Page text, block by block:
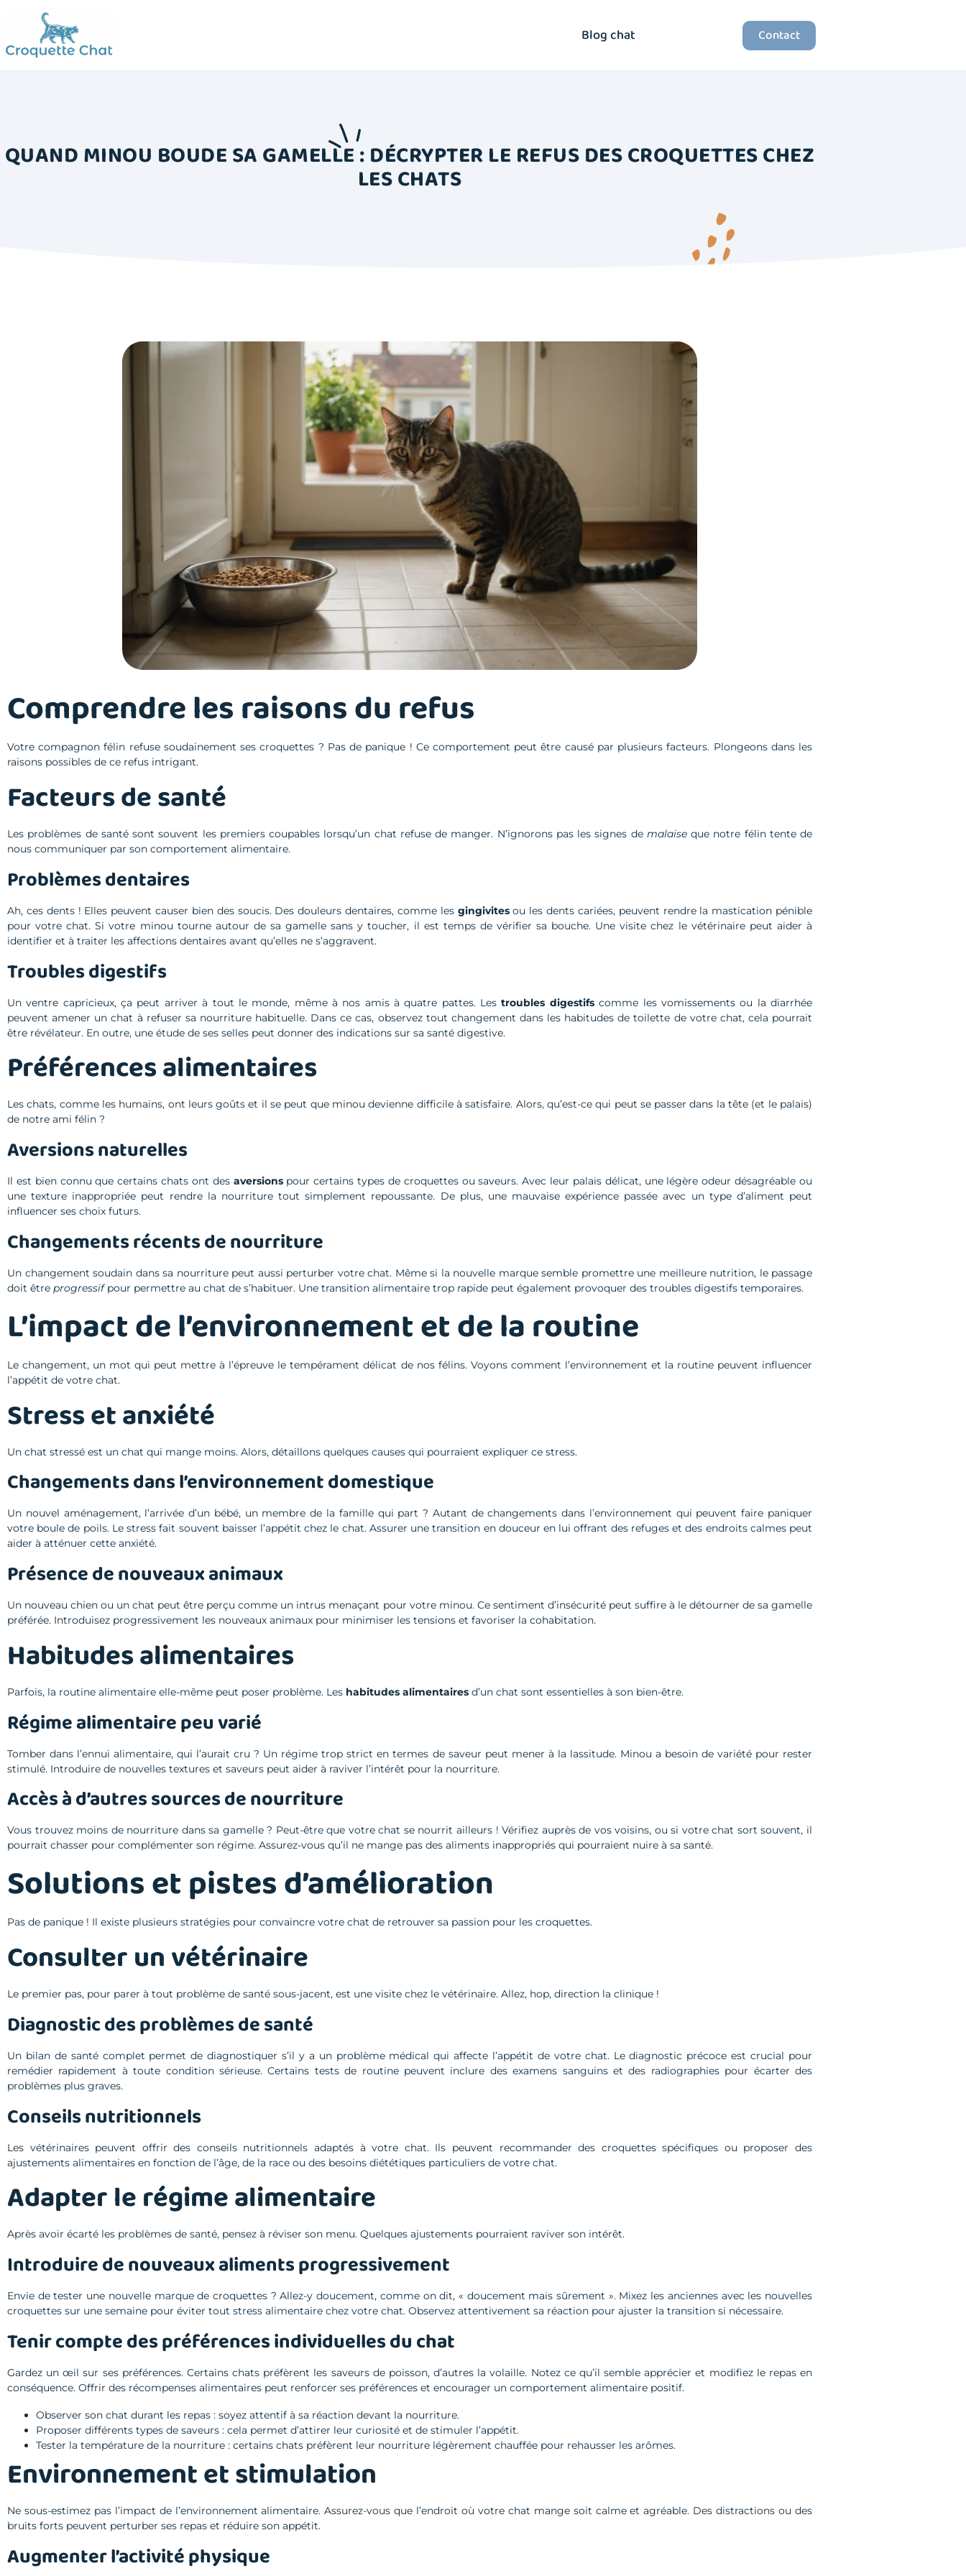
Blog chat Contact
QUAND MINOU BOUDE SA GAMELLE : DÉCRYPTER LE REFUS DES CROQUETTES CHEZ
LES CHATS
Comprendre les raisons du refus
Votre compagnon félin refuse soudainement ses croquettes ? Pas de panique ! Ce comportement peut être causé par plusieurs facteurs. Plongeons dans les
raisons possibles de ce refus intrigant.
Facteurs de santé
Les problèmes de santé sont souvent les premiers coupables lorsqu’un chat refuse de manger. N’ignorons pas les signes de malaiseque notre félin tente de
nous communiquer par son comportement alimentaire.
Problèmes dentaires
Ah, ces dents ! Elles peuvent causer bien des soucis. Des douleurs dentaires, comme les gingivitesou les dents cariées, peuvent rendre la mastication pénible
pour votre chat. Si votre minou tourne autour de sa gamelle sans y toucher, il est temps de vérifier sa bouche. Une visite chez le vétérinaire peut aider à
identifier et à traiter les affections dentaires avant qu’elles ne s’aggravent.
Troubles digestifs
Un ventre capricieux, ça peut arriver à tout le monde, même à nos amis à quatre pattes. Lestroubles digestifscomme les vomissements ou la diarrhée
peuvent amener un chat à refuser sa nourriture habituelle. Dans ce cas, observez tout changement dans les habitudes de toilette de votre chat, cela pourrait
être révélateur. En outre, une étude de ses selles peut donner des indications sur sa santé digestive.
Préférences alimentaires
Les chats, comme les humains, ont leurs goûts et il se peut que minou devienne difficile à satisfaire. Alors, qu’est-ce qui peut se passer dans la tête (et le palais)
de notre ami félin ?
Aversions naturelles
Il est bien connu que certains chats ont des aversionspour certains types de croquettes ou saveurs. Avec leur palais délicat, une légère odeur désagréable ou
une texture inappropriée peut rendre la nourriture tout simplement repoussante. De plus, une mauvaise expérience passée avec un type d’aliment peut
influencer ses choix futurs.
Changements récents de nourriture
Un changement soudain dans sa nourriture peut aussi perturber votre chat. Même si la nouvelle marque semble promettre une meilleure nutrition, le passage
doit être progressifpour permettre au chat de s’habituer. Une transition alimentaire trop rapide peut également provoquer des troubles digestifs temporaires.
L’impact de l’environnement et de la routine
Le changement, un mot qui peut mettre à l’épreuve le tempérament délicat de nos félins. Voyons comment l’environnement et la routine peuvent influencer
l’appétit de votre chat.
Stress et anxiété
Un chat stressé est un chat qui mange moins. Alors, détaillons quelques causes qui pourraient expliquer ce stress.
Changements dans l’environnement domestique
Un nouvel aménagement, l’arrivée d’un bébé, un membre de la famille qui part ? Autant de changements dans l’environnement qui peuvent faire paniquer
votre boule de poils. Le stress fait souvent baisser l’appétit chez le chat. Assurer une transition en douceur en lui offrant des refuges et des endroits calmes peut
aider à atténuer cette anxiété.
Présence de nouveaux animaux
Un nouveau chien ou un chat peut être perçu comme un intrus menaçant pour votre minou. Ce sentiment d’insécurité peut suffire à le détourner de sa gamelle
préférée. Introduisez progressivement les nouveaux animaux pour minimiser les tensions et favoriser la cohabitation.
Habitudes alimentaires
Parfois, la routine alimentaire elle-même peut poser problème. Les habitudes alimentaires d’un chat sont essentielles à son bien-être.
Régime alimentaire peu varié
Tomber dans l’ennui alimentaire, qui l’aurait cru ? Un régime trop strict en termes de saveur peut mener à la lassitude. Minou a besoin de variété pour rester
stimulé. Introduire de nouvelles textures et saveurs peut aider à raviver l’intérêt pour la nourriture.
Accès à d’autres sources de nourriture
Vous trouvez moins de nourriture dans sa gamelle ? Peut-être que votre chat se nourrit ailleurs ! Vérifiez auprès de vos voisins, ou si votre chat sort souvent, il
pourrait chasser pour complémenter son régime. Assurez-vous qu’il ne mange pas des aliments inappropriés qui pourraient nuire à sa santé.
Solutions et pistes d’amélioration
Pas de panique ! Il existe plusieurs stratégies pour convaincre votre chat de retrouver sa passion pour les croquettes.
Consulter un vétérinaire
Le premier pas, pour parer à tout problème de santé sous-jacent, est une visite chez le vétérinaire. Allez, hop, direction la clinique !
Diagnostic des problèmes de santé
Un bilan de santé complet permet de diagnostiquer s’il y a un problème médical qui affecte l’appétit de votre chat. Le diagnostic précoce est crucial pour
remédier rapidement à toute condition sérieuse. Certains tests de routine peuvent inclure des examens sanguins et des radiographies pour écarter des
problèmes plus graves.
Conseils nutritionnels
Les vétérinaires peuvent offrir des conseils nutritionnels adaptés à votre chat. Ils peuvent recommander des croquettes spécifiques ou proposer des
ajustements alimentaires en fonction de l’âge, de la race ou des besoins diététiques particuliers de votre chat.
Adapter le régime alimentaire
Après avoir écarté les problèmes de santé, pensez à réviser son menu. Quelques ajustements pourraient raviver son intérêt.
Introduire de nouveaux aliments progressivement
Envie de tester une nouvelle marque de croquettes ? Allez-y doucement, comme on dit, « doucement mais sûrement ». Mixez les anciennes avec les nouvelles
croquettes sur une semaine pour éviter tout stress alimentaire chez votre chat. Observez attentivement sa réaction pour ajuster la transition si nécessaire.
Tenir compte des préférences individuelles du chat
Gardez un œil sur ses préférences. Certains chats préfèrent les saveurs de poisson, d’autres la volaille. Notez ce qu’il semble apprécier et modifiez le repas en
conséquence. Offrir des récompenses alimentaires peut renforcer ses préférences et encourager un comportement alimentaire positif.
Observer son chat durant les repas : soyez attentif à sa réaction devant la nourriture.
Proposer différents types de saveurs : cela permet d’attirer leur curiosité et de stimuler l’appétit.
Tester la température de la nourriture : certains chats préfèrent leur nourriture légèrement chauffée pour rehausser les arômes.
Environnement et stimulation
Ne sous-estimez pas l’impact de l’environnement alimentaire. Assurez-vous que l’endroit où votre chat mange soit calme et agréable. Des distractions ou des
bruits forts peuvent perturber ses repas et réduire son appétit.
Augmenter l’activité physique